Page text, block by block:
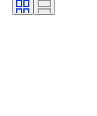
Patroon